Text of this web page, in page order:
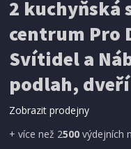
199 Kč
SÍŤ PROTI HMYZU
ProGarden KO-
dveří magnetická
2 kuchyňská
centrum Pro
Svítidel a
podlah,
Zobrazit prodejny
+ více než 2500 výdejních